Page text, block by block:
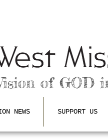
of GOD
NEWS SUPPORT US